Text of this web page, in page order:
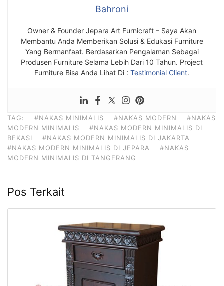
Bahroni
Owner & Founder Jepara Art Furnicraft – Saya Akan
Membantu Anda Memberikan Solusi & Edukasi Furniture
Yang Bermanfaat. Berdasarkan Pengalaman Sebagai
Produsen Furniture Selama Lebih Dari 10 Tahun. Project
Furniture Bisa Anda Lihat Di : Testimonial Client.
TAG: #NAKAS MINIMALIS #NAKAS MODERN
#NAKAS
MODERN MINIMALIS
#NAKAS MODERN MINIMALIS DI
BEKASI
#NAKAS MODERN MINIMALIS DI JAKARTA
#NAKAS MODERN MINIMALIS DI JEPARA
#NAKAS
MODERN MINIMALIS DI TANGERANG
Pos Terkait